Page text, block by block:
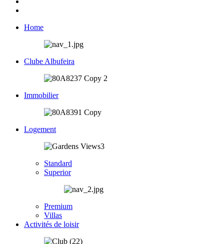
Home
Clube Albufeira
Immobilier
Logement
Standard
Superior
Premium
Villas
Activités de loisir